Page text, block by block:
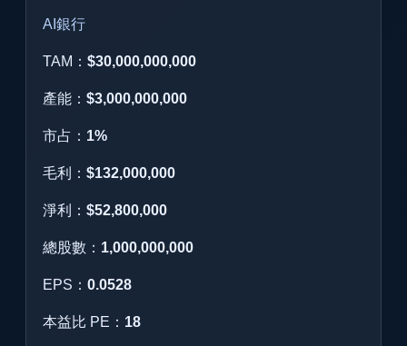
AI銀行
TAM： $30,000,000,000
產能： $3,000,000,000
市占： 1%
毛利： $132,000,000
淨利： $52,800,000
總股數： 1,000,000,000
EPS： 0.0528
本益比 PE： 18